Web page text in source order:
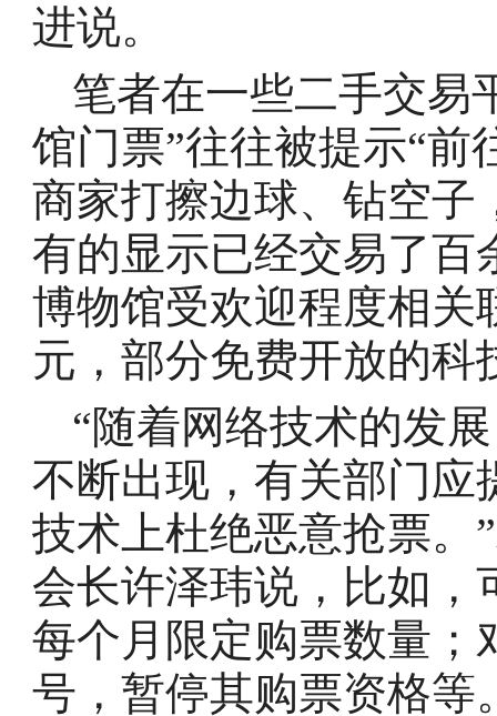
进说。
笔者在一些二手交易
馆门票”往往被提示“前
商家打擦边球、钻空子
有的显示已经交易了百
博物馆受欢迎程度相关
元，部分免费开放的
“随着网络技术的发
不断出现，有关部门应
技术上杜绝恶意抢票。
会长许泽玮说，比如，
每个月限定购票数量；
号，暂停其购票资格等